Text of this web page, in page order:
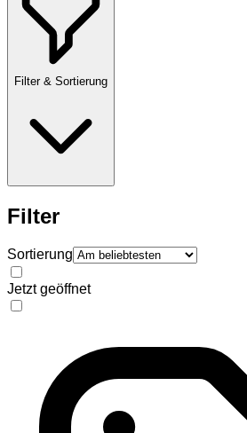
Filter & Sortierung
Filter
Sortierung
Jetzt geöffnet